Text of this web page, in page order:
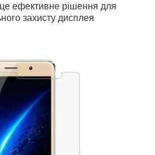
ефективне рішення для
захисту дисплея